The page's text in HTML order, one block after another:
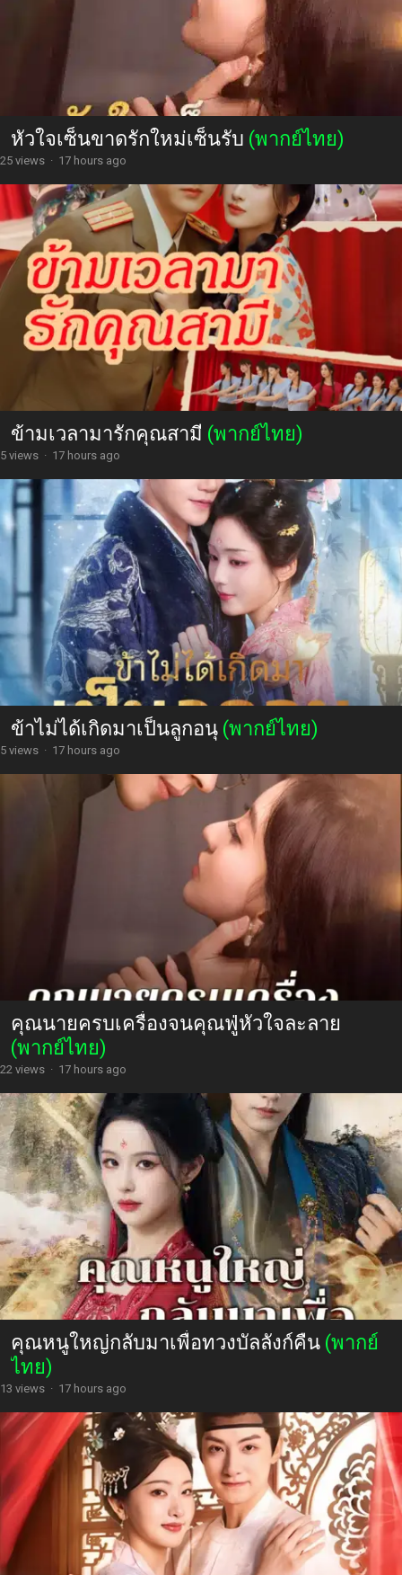
หัวใจเซ็นขาดรักใหม่เซ็นรับ (พากย์ไทย)
25 views · 17 hours ago
ข้ามเวลามารักคุณสามี (พากย์ไทย)
5 views · 17 hours ago
ข้าไม่ได้เกิดมาเป็นลูกอนุ (พากย์ไทย)
5 views · 17 hours ago
คุณนายครบเครื่องจนคุณฟู่หัวใจละลาย
(พากย์ไทย)
22 views · 17 hours ago
คุณหนูใหญ่กลับมาเพื่อทวงบัลลังก์คืน (พากย์
ไทย)
13 views · 17 hours ago